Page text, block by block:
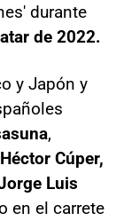
durante
de 2022.
y Japón y
,
Héctor Cúper,
Luis
en el carrete